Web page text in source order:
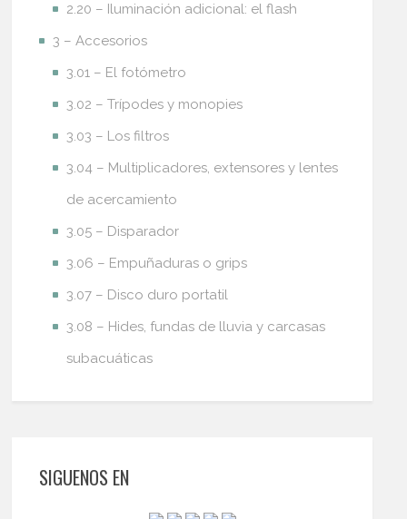
2.20 – Iluminación adicional: el flash
3 – Accesorios
3.01 – El fotómetro
3.02 – Trípodes y monopies
3.03 – Los filtros
3.04 – Multiplicadores, extensores y lentes
de acercamiento
3.05 – Disparador
3.06 – Empuñaduras o grips
3.07 – Disco duro portatil
3.08 – Hides, fundas de lluvia y carcasas
subacuáticas
SIGUENOS EN